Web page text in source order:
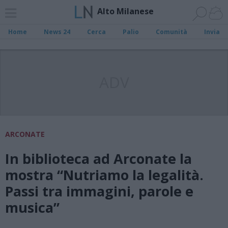
Alto Milanese
Home News 24 Cerca Palio Comunità Invia
ARCONATE
In biblioteca ad Arconate la
mostra “Nutriamo la legalità.
Passi tra immagini, parole e
musica”